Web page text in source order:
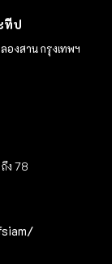
ทีป
องสาน กรุงเทพฯ
ง 78